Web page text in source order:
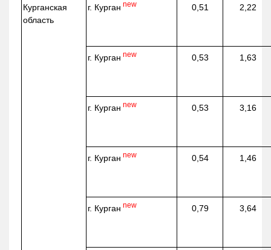
Курганская
область
г. Курган new 0,51 2,22
г. Курган new 0,53 1,63
г. Курган new 0,53 3,16
г. Курган new 0,54 1,46
г. Курган new 0,79 3,64